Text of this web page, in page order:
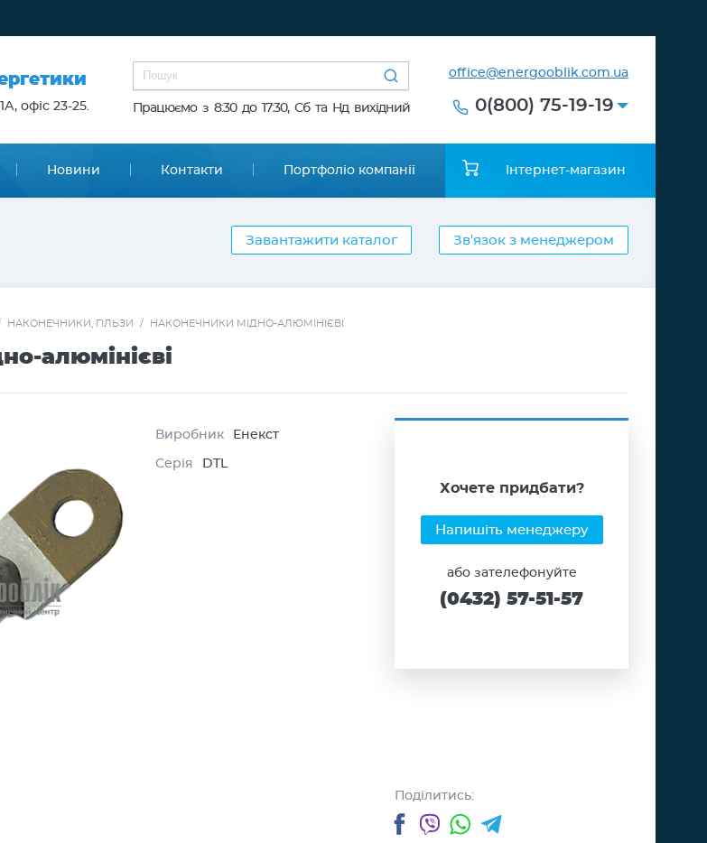
офіс 23-25. Працюємо з 8:30 до 17:30, Сб та Нд вихідний
office@energooblik.com.ua
0(800) 75-19-19
Новини Контакти Портфоліо компанії Інтернет-магазин
Завантажити каталог Зв'язок з менеджером
НАКОНЕЧНИКИ, ГІЛЬЗИ / НАКОНЕЧНИКИ МІДНО-АЛЮМІНІЄВІ
алюмінієві
Виробник Енекст
Серія DTL
Хочете придбати?
Напишіть менеджеру
або зателефонуйте
(0432) 57-51-57
Поділитись:
Facebook
ViberWhatsApp
Telegram